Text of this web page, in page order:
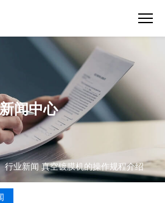
新闻中心
行业新闻 真空镀膜机的操作规程介绍